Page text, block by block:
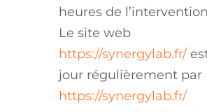
heures de
Le site web
https://synergylab.fr/
jour régulièrement par
https://synergylab.fr/